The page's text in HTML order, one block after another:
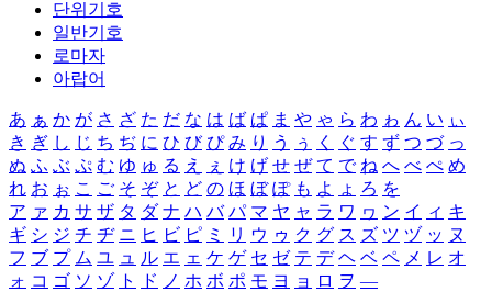
단위기호
일반기호
로마자
아랍어
あ ぁ か が さ ざ た だ な は ば ぱ ま や ゃ ら わ ゎ ん い ぃ
き ぎ し じ ち ぢ に ひ び ぴ み り う ぅ く ぐ す ず つ づ っ
ぬ ふ ぶ ぷ む ゆ ゅ る え ぇ け げ せ ぜ て で ね へ べ ぺ め
れ お ぉ こ ご そ ぞ と ど の ほ ぼ ぽ も よ ょ ろ を
ア ァ カ サ ザ タ ダ ナ ハ バ パ マ ヤ ャ ラ ワ ヮ ン イ ィ キ
ギ シ ジ チ ヂ ニ ヒ ビ ピ ミ リ ウ ゥ ク グ ス ズ ツ ヅ ッ ヌ
フ ブ プ ム ユ ュ ル エ ェ ケ ゲ セ ゼ テ デ ヘ ベ ペ メ レ オ
ォ コ ゴ ソ ゾ ト ド ノ ホ ボ ポ モ ヨ ョ ロ ヲ ―